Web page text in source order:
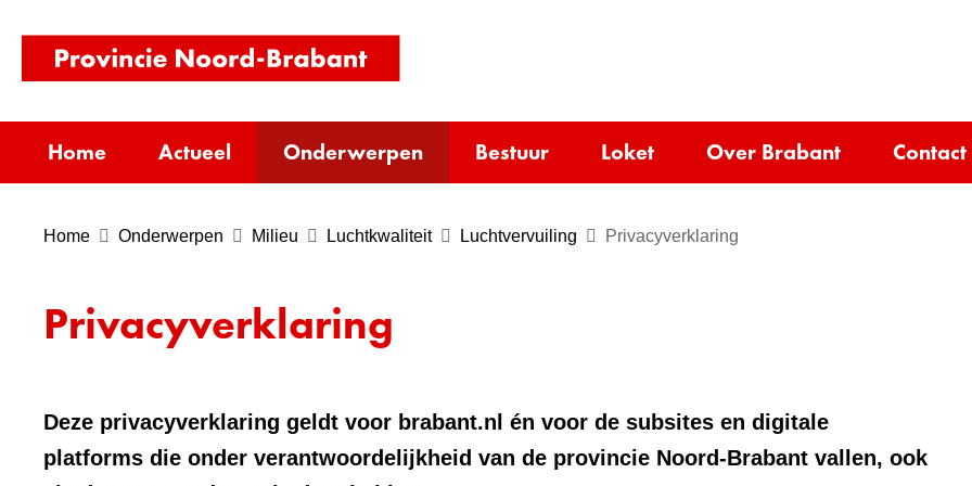
inhoud
homepage)
Home Actueel Onderwerpen Bestuur Loket Over Brabant Contact
Home Onderwerpen Milieu Luchtkwaliteit Luchtvervuiling Privacyverklaring
Privacyverklaring
Deze privacyverklaring geldt voor brabant.nl én voor de subsites en digitale
platforms die onder verantwoordelijkheid van de provincie Noord-Brabant vallen, ook